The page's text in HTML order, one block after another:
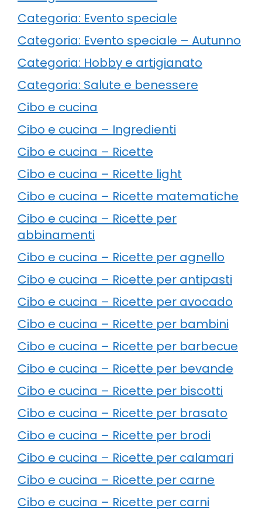
Categoria: Evento speciale
Categoria: Evento speciale – Autunno
Categoria: Hobby e artigianato
Categoria: Salute e benessere
Cibo e cucina
Cibo e cucina – Ingredienti
Cibo e cucina – Ricette
Cibo e cucina – Ricette light
Cibo e cucina – Ricette matematiche
Cibo e cucina – Ricette per
abbinamenti
Cibo e cucina – Ricette per agnello
Cibo e cucina – Ricette per antipasti
Cibo e cucina – Ricette per avocado
Cibo e cucina – Ricette per bambini
Cibo e cucina – Ricette per barbecue
Cibo e cucina – Ricette per bevande
Cibo e cucina – Ricette per biscotti
Cibo e cucina – Ricette per brasato
Cibo e cucina – Ricette per brodi
Cibo e cucina – Ricette per calamari
Cibo e cucina – Ricette per carne
Cibo e cucina – Ricette per carni